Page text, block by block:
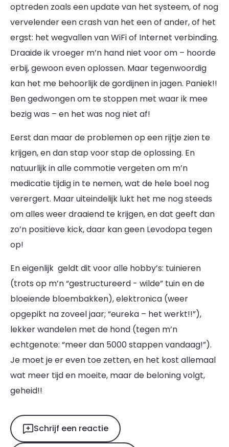
optreden zoals een update van het systeem, of nog
vervelender een crash van het een of ander, of het
ergst: het wegvallen van WiFi of Internet verbinding.
Draaide ik vroeger m’n hand niet voor om – hoorde
erbij, gewoon even oplossen. Maar tegenwoordig
kan het me behoorlijk de gordijnen in jagen. Paniek!!
Ben gedwongen om te stoppen met waar ik mee
bezig was – en het was nog niet af!
Eerst dan maar de problemen op een rijtje zien te
krijgen, en dan stap voor stap de oplossing. En
natuurlijk in alle commotie vergeten om m’n
medicatie tijdig in te nemen, wat de hele boel nog
verergert. Maar uiteindelijk lukt het me nog steeds
om alles weer draaiend te krijgen, en dat geeft dan
zo’n positieve kick, daar kan geen Levodopa tegen
op!
En eigenlijk geldt dit voor alle hobby’s: tuinieren
(trots op m’n “gestructureerd - wilde” tuin en de
bloeiende bloembakken), elektronica (weer
opgepikt na zoveel jaar; “eureka – het werkt!!”),
lekker wandelen met de hond (tegen m’n
echtgenote: “meer dan 5000 stappen vandaag!”).
Je moet je er even toe zetten, en het kost allemaal
wat meer tijd en moeite, maar de beloning volgt,
geheid!!
Schrijf een reactie